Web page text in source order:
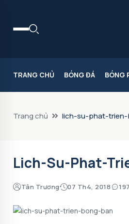
TRANG CHỦ BÓNG ĐÁ BÓNG
Trang chủ lich-su-phat-
Lich-Su-Phat-
Tân Trương 07 Th4, 2018